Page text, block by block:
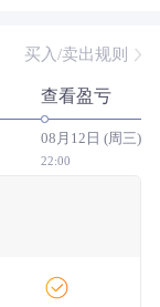
1241/2120
502/1860
1418/2329
买入/卖出规则
查看盈亏
08月12日 (周三)
22:00